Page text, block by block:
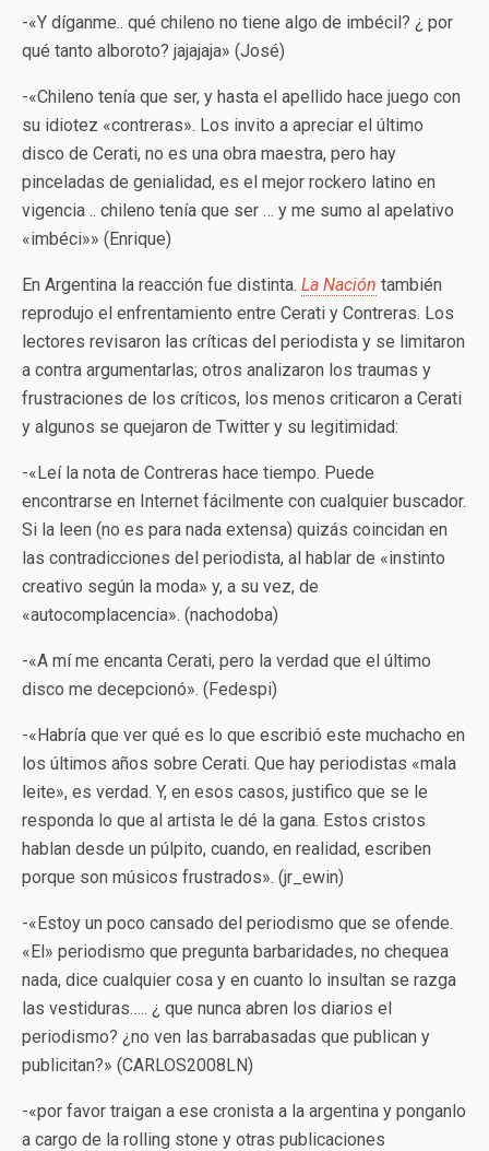
-«Y díganme.. qué chileno no tiene algo de imbécil? ¿ por
qué tanto alboroto? jajajaja» (José)
-«Chileno tenía que ser, y hasta el apellido hace juego con
su idiotez «contreras». Los invito a apreciar el último
disco de Cerati, no es una obra maestra, pero hay
pinceladas de genialidad, es el mejor rockero latino en
vigencia .. chileno tenía que ser … y me sumo al apelativo
«imbéci»» (Enrique)
En Argentina la reacción fue distinta. La Nación también
reprodujo el enfrentamiento entre Cerati y Contreras. Los
lectores revisaron las críticas del periodista y se limitaron
a contra argumentarlas; otros analizaron los traumas y
frustraciones de los críticos, los menos criticaron a Cerati
y algunos se quejaron de Twitter y su legitimidad:
-«Leí la nota de Contreras hace tiempo. Puede
encontrarse en Internet fácilmente con cualquier buscador.
Si la leen (no es para nada extensa) quizás coincidan en
las contradicciones del periodista, al hablar de «instinto
creativo según la moda» y, a su vez, de
«autocomplacencia». (nachodoba)
-«A mí me encanta Cerati, pero la verdad que el último
disco me decepcionó». (Fedespi)
-«Habría que ver qué es lo que escribió este muchacho en
los últimos años sobre Cerati. Que hay periodistas «mala
leite», es verdad. Y, en esos casos, justifico que se le
responda lo que al artista le dé la gana. Estos cristos
hablan desde un púlpito, cuando, en realidad, escriben
porque son músicos frustrados». (jr_ewin)
-«Estoy un poco cansado del periodismo que se ofende.
«El» periodismo que pregunta barbaridades, no chequea
nada, dice cualquier cosa y en cuanto lo insultan se razga
las vestiduras….. ¿ que nunca abren los diarios el
periodismo? ¿no ven las barrabasadas que publican y
publicitan?» (CARLOS2008LN)
-«por favor traigan a ese cronista a la argentina y ponganlo
a cargo de la rolling stone y otras publicaciones